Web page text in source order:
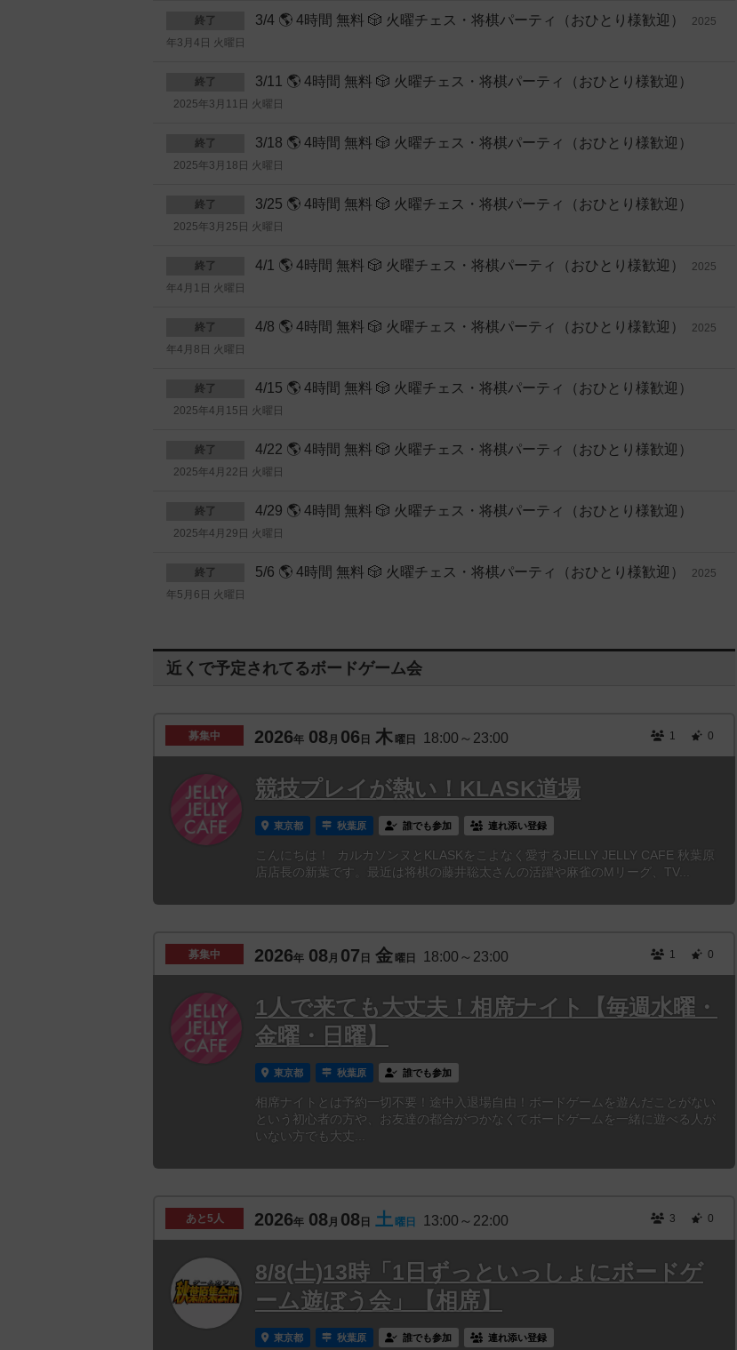
終了 3/4 🌎 4時間 無料 🎲 火曜チェス・将棋パーティ（おひとり様歓迎）
2025
年3月4日 火曜日
終了 3/11 🌎 4時間 無料 🎲 火曜チェス・将棋パーティ（おひとり様歓迎）
2025年3月11日 火曜日
終了 3/18 🌎 4時間 無料 🎲 火曜チェス・将棋パーティ（おひとり様歓迎）
2025年3月18日 火曜日
終了 3/25 🌎 4時間 無料 🎲 火曜チェス・将棋パーティ（おひとり様歓迎）
2025年3月25日 火曜日
終了 4/1 🌎 4時間 無料 🎲 火曜チェス・将棋パーティ（おひとり様歓迎）
2025
年4月1日 火曜日
終了 4/8 🌎 4時間 無料 🎲 火曜チェス・将棋パーティ（おひとり様歓迎）
2025
年4月8日 火曜日
終了 4/15 🌎 4時間 無料 🎲 火曜チェス・将棋パーティ（おひとり様歓迎）
2025年4月15日 火曜日
終了 4/22 🌎 4時間 無料 🎲 火曜チェス・将棋パーティ（おひとり様歓迎）
2025年4月22日 火曜日
終了 4/29 🌎 4時間 無料 🎲 火曜チェス・将棋パーティ（おひとり様歓迎）
2025年4月29日 火曜日
終了 5/6 🌎 4時間 無料 🎲 火曜チェス・将棋パーティ（おひとり様歓迎）
2025
年5月6日 火曜日
近くで予定されてるボードゲーム会
募集中 2026年 08 月 06 日 木 曜日 18:00～23:00 1 0
競技プレイが熱い！KLASK道場
東京都 秋葉原 誰でも参加 連れ添い登録
こんにちは！ カルカソンヌとKLASKをこよなく愛するJELLY JELLY CAFE 秋葉原
店店長の新葉です。最近は将棋の藤井聡太さんの活躍や麻雀のMリーグ、TV...
募集中 2026年 08 月 07 日 金 曜日 18:00～23:00 1 0
1人で来ても大丈夫！相席ナイト【毎週水曜・
金曜・日曜】
東京都 秋葉原 誰でも参加
相席ナイトとは予約一切不要！途中入退場自由！ボードゲームを遊んだことがない
という初心者の方や、お友達の都合がつかなくてボードゲームを一緒に遊べる人が
いない方でも大丈...
あと5人 2026年 08月 08 日 土 曜日 13:00～22:00 3 0
8/8(土)13時「1日ずっといっしょにボードゲ
ーム遊ぼう会」【相席】
東京都 秋葉原 誰でも参加 連れ添い登録